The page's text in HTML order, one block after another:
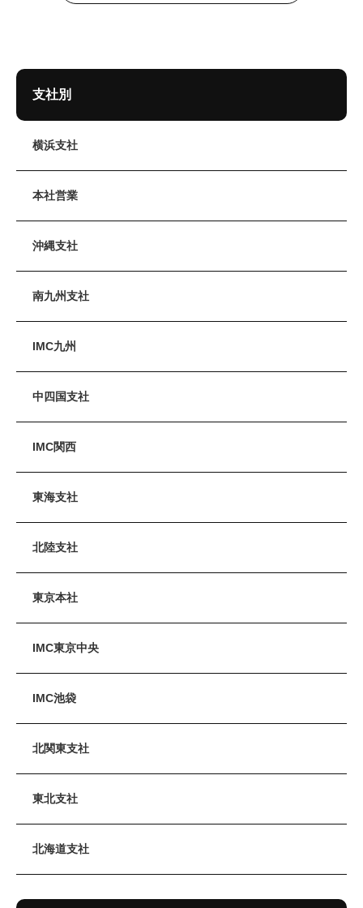
支社別
横浜支社
本社営業
沖縄支社
南九州支社
IMC九州
中四国支社
IMC関西
東海支社
北陸支社
東京本社
IMC東京中央
IMC池袋
北関東支社
東北支社
北海道支社